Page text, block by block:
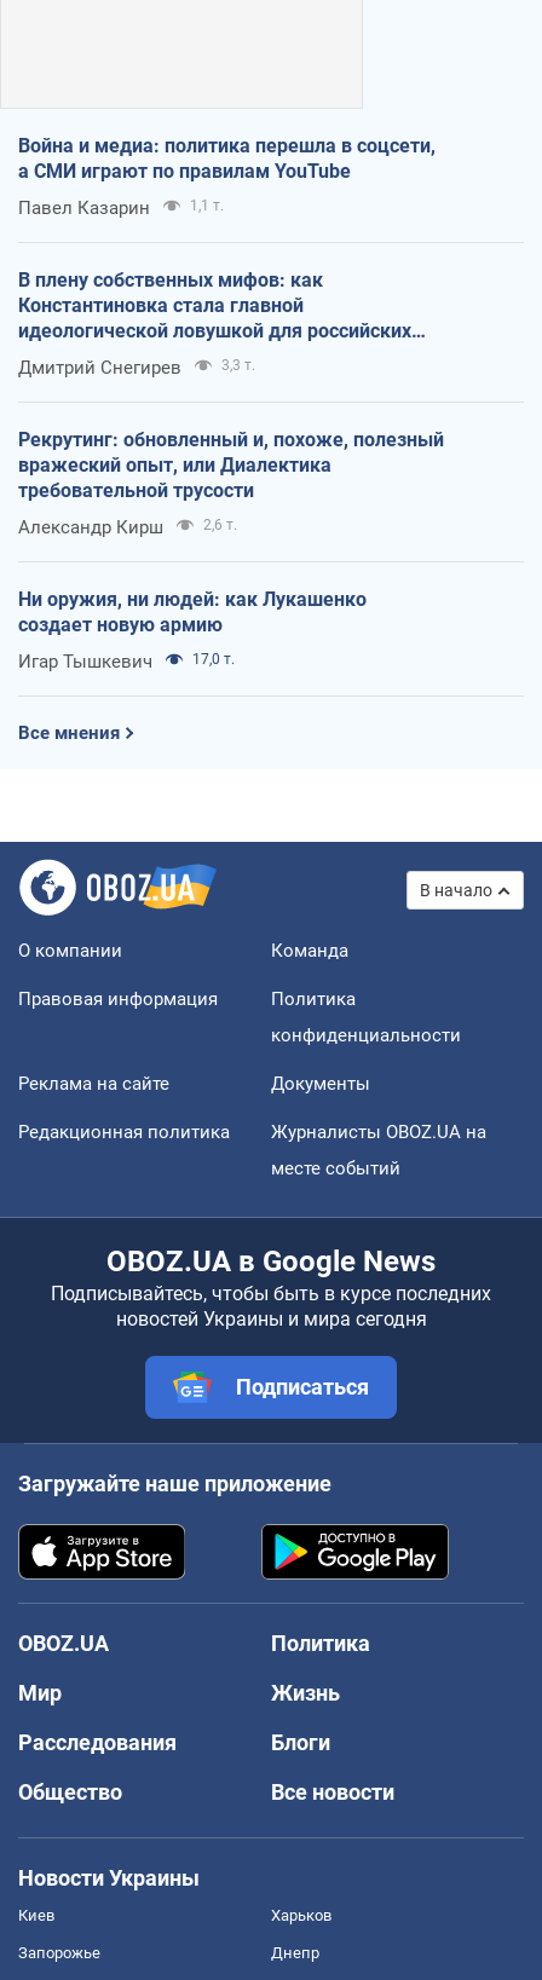
Война и медиа: политика перешла в соцсети,
а СМИ играют по правилам YouTube
Павел Казарин 1,1 т.
В плену собственных мифов: как
Константиновка стала главной
идеологической ловушкой для российских
оккупантов
Дмитрий Снегирев 3,3 т.
Рекрутинг: обновленный и, похоже, полезный
вражеский опыт, или Диалектика
требовательной трусости
Александр Кирш 2,6 т.
Ни оружия, ни людей: как Лукашенко
создает новую армию
Игар Тышкевич 17,0 т.
Все мнения
В начало
О компании Команда
Правовая информация
Политика
конфиденциальности
Реклама на сайте Документы
Редакционная политика
Журналисты OBOZ.UA на
месте событий
OBOZ.UA в Google News
Подписывайтесь, чтобы быть в курсе последних
новостей Украины и мира сегодня
Подписаться
Загружайте наше приложение
OBOZ.UA
Политика
Мир
Жизнь
Расследования
Блоги
Общество
Все новости
Новости Украины
Киев Харьков
Запорожье Днепр